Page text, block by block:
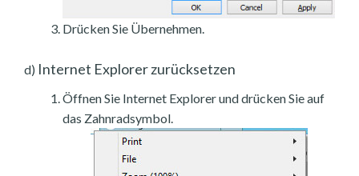
Drücken Sie Übernehmen.
d) Internet Explorer zurücksetzen
Öffnen Sie Internet Explorer und drücken Sie auf
das Zahnradsymbol.